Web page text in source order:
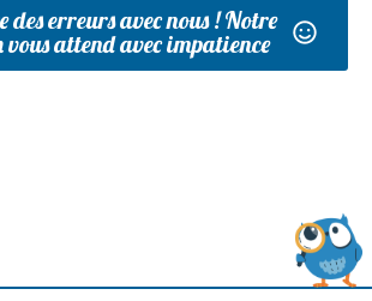
des erreurs avec nous ! Notre
attend avec impatience